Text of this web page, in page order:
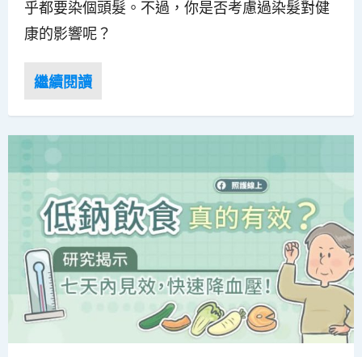
乎都要染個頭髮。不過，你是否考慮過染髮對健
康的影響呢？